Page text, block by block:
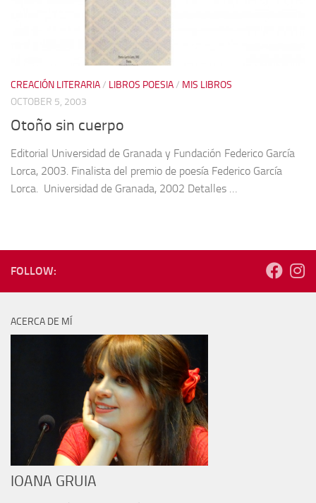
CREACIÓN LITERARIA/ LIBROS POESIA/ MIS LIBROS
OCTOBER 5, 2003
Otoño sin cuerpo
Editorial Universidad de Granada y Fundación Federico García
Lorca, 2003. Finalista del premio de poesía Federico García
Lorca. Universidad de Granada, 2002 Detalles …
FOLLOW:
ACERCA DE MÍ
IOANA GRUIA